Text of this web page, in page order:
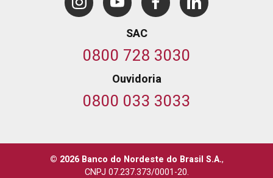
SAC
0800 728 3030
Ouvidoria
0800 033 3033
© 2026 Banco do Nordeste do Brasil S.A.,
CNPJ 07.237.373/0001-20.